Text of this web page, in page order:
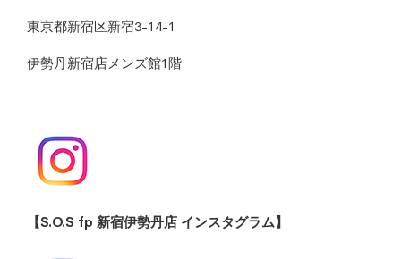
東京都新宿区新宿3-14-1
伊勢丹新宿店メンズ館1階
【S.O.S fp 新宿伊勢丹店 インスタグラム】